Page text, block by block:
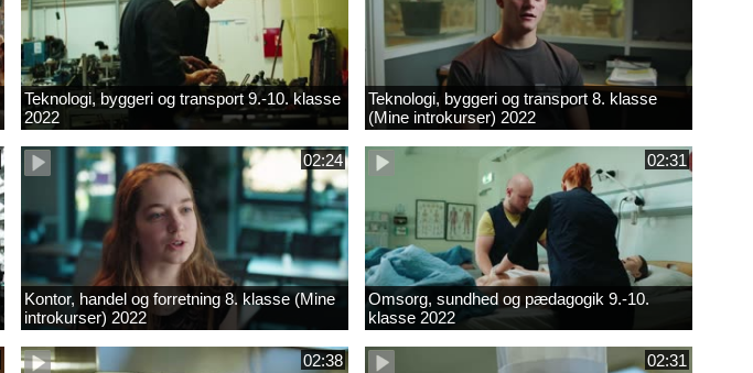
Teknologi, byggeri og transport 9.-10. klasse
2022
Teknologi, byggeri og transport 8. klasse
(Mine introkurser) 2022
02:24
Kontor, handel og forretning 8. klasse (Mine
introkurser) 2022
02:31
Omsorg, sundhed og pædagogik 9.-10.
klasse 2022
02:38 02:31